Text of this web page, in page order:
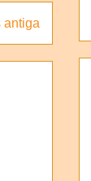
antiga